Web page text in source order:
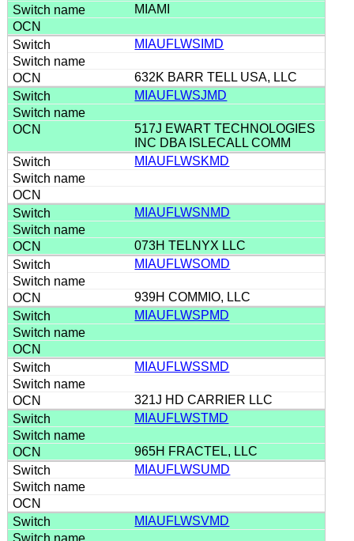
MIAMI
MIAUFLWSIMD
632K BARR TELL USA, LLC
MIAUFLWSJMD
517J EWART TECHNOLOGIES
INC DBA ISLECALL COMM
MIAUFLWSKMD
MIAUFLWSNMD
073H TELNYX LLC
MIAUFLWSOMD
939H COMMIO, LLC
MIAUFLWSPMD
MIAUFLWSSMD
321J HD CARRIER LLC
MIAUFLWSTMD
965H FRACTEL, LLC
MIAUFLWSUMD
MIAUFLWSVMD